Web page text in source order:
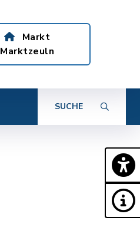
Markt
Marktzeuln
SUCHE